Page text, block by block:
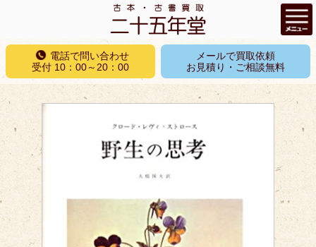
コ
テ
ン
ツ
へ
ス
キ
プ
電話で問い合わせ
受付 10：00～20：00
メールで買取依頼
お見積り・ご相談無料